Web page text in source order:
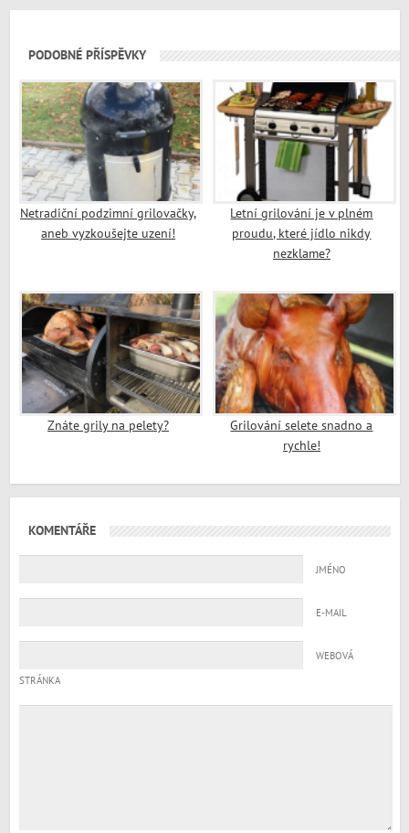
PODOBNÉ PŘÍSPĚVKY
Netradiční podzimní grilovačky,
aneb vyzkoušejte uzení!
Letní grilování je v plném
proudu, které jídlo nikdy
nezklame?
Znáte grily na pelety?
Grilování selete snadno a
rychle!
KOMENTÁŘE
JMÉNO
E-MAIL
WEBOVÁ
STRÁNKA